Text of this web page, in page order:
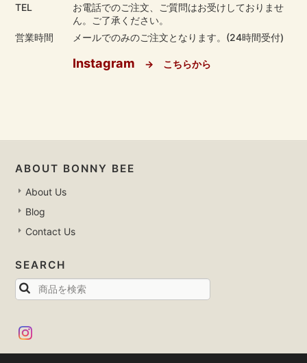
TEL
お電話でのご注文、ご質問はお受けしておりませ
ん。ご了承ください。
営業時間
メールでのみのご注文となります。(24時間受付)
Instagram → こちらから
ABOUT BONNY BEE
About Us
Blog
Contact Us
SEARCH